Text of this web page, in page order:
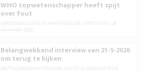
WHO topwetenschapper heeft spijt
over fout
AEROSOLEN COVID-19, MAATREGELEN VENTILATIE
26
november 2022
Belangwekkend interview van 21-5-2020
om terug te kijken
BESTRIJDINGSMAATREGELEN COVID-19, GEOGRAFISCHE